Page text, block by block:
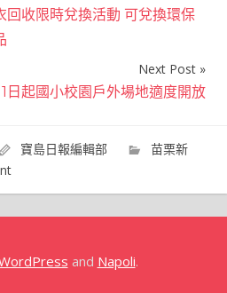
回收限時兌換活動 可兌換環保
Next Post
日起國小校園戶外場地適度開放
寶島日報編輯部
苗栗新
and Napoli.